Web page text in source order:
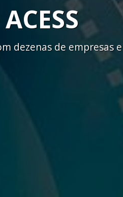
dezenas de